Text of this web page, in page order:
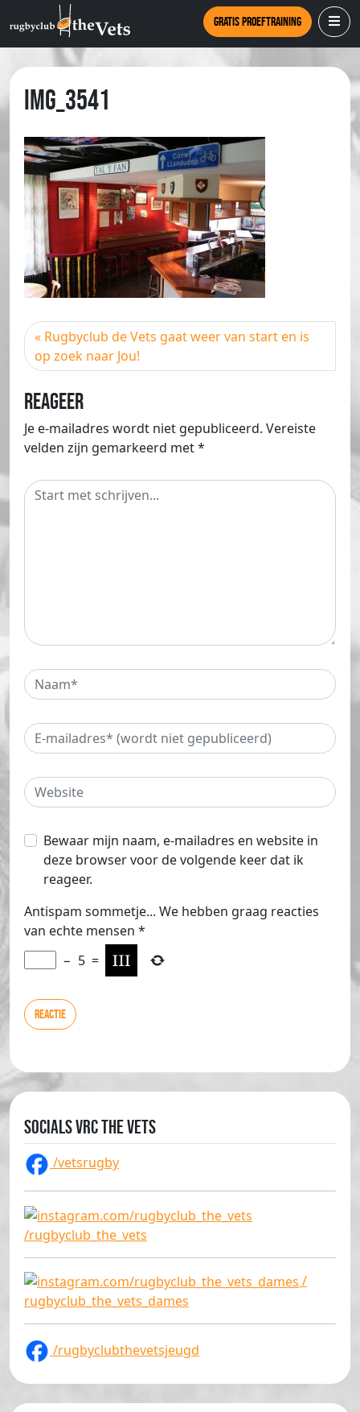
Gratis proeftraining
IMG_3541
Rugbyclub de Vets gaat weer van start en is
op zoek naar Jou!
Reageer
Je e-mailadres wordt niet gepubliceerd. Vereiste
velden zijn gemarkeerd met*
Bewaar mijn naam, e-mailadres en website in
deze browser voor de volgende keer dat ik
reageer.
Antispam sommetje... We hebben graag reacties
van echte mensen *
− 5 =
Socials VRC The Vets
/vetsrugby
/rugbyclub_the_vets
/
rugbyclub_the_vets_dames
/rugbyclubthevetsjeugd